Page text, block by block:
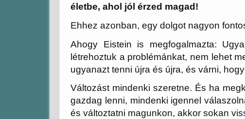
életbe, ahol jól érzed magad!
Ehhez azonban, egy dolgot nagyon
Ahogy Eistein is megfogalmazta:
létrehoztuk a problémánkat, nem lehet
ugyanazt tenni újra és újra, és várni,
Változást mindenki szeretne. És ha
gazdag lenni, mindenki igennel
és változtatni magunkon, akkor sokan